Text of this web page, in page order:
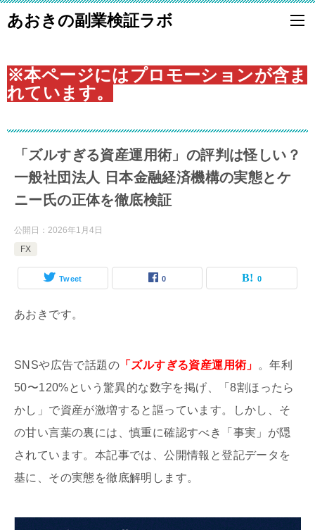
あおきの副業検証ラボ
※本ページにはプロモーションが含ま
れています。
「ズルすぎる資産運用術」の評判は怪しい？
一般社団法人 日本金融経済機構の実態とケ
ニー氏の正体を徹底検証
公開日： 2026年1月4日
FX
Tweet 0 0
あおきです。
SNSや広告で話題の 「ズルすぎる資産運用術」
。年利
50〜120%という驚異的な数字を掲げ、「8割ほったら
かし」で資産が激増すると謳っています。しかし、そ
の甘い言葉の裏には、慎重に確認すべき「事実」が隠
されています。本記事では、公開情報と登記データを
基に、その実態を徹底解明します。